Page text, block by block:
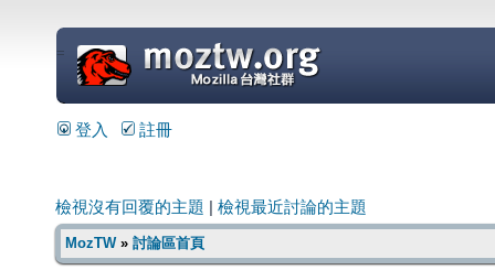
=
登入 註冊
檢視沒有回覆的主題 檢視最近討論的主題
MozTW» 討論區首頁